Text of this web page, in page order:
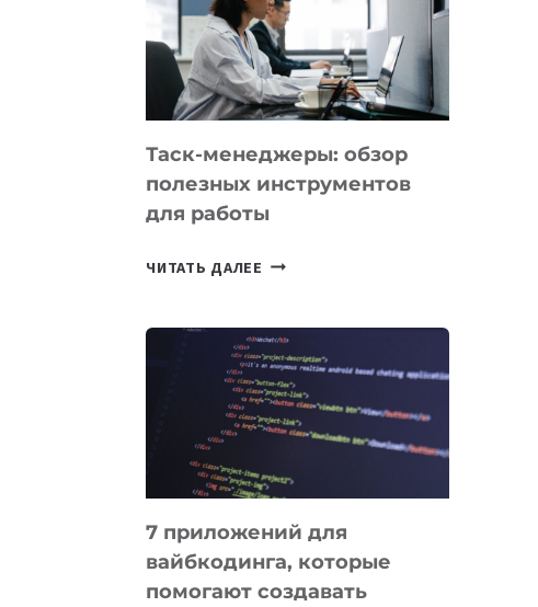
ПО
ИСКУССТВЕННОМУ
ИНТЕЛЛЕКТУ
Таск-менеджеры: обзор
полезных инструментов
для работы
ЧИТАТЬ ДАЛЕЕ ТАСК-
ПОЛЕЗНЫХ
ИНСТРУМЕНТОВ
ДЛЯ
РАБОТЫ
7 приложений для
вайбкодинга, которые
помогают создавать